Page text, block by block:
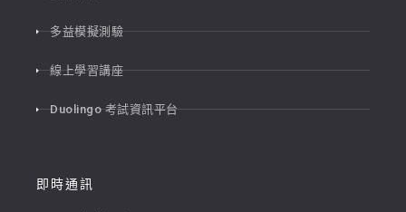
多益模擬測驗
線上學習講座
Duolingo 考試資訊平台
即時通訊